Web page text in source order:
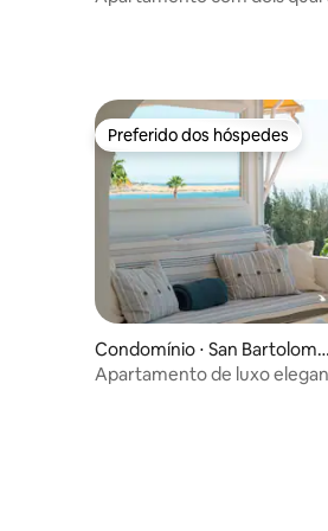
Preferido dos hóspedes
Preferido dos hóspedes
Condomínio ⋅ San Bartolomé
de Tirajana
Apartamento de luxo